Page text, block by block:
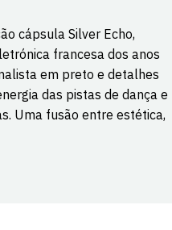
cápsula Silver Echo,
francesa dos anos
em preto e detalhes
das pistas de dança e
Uma fusão entre estética,